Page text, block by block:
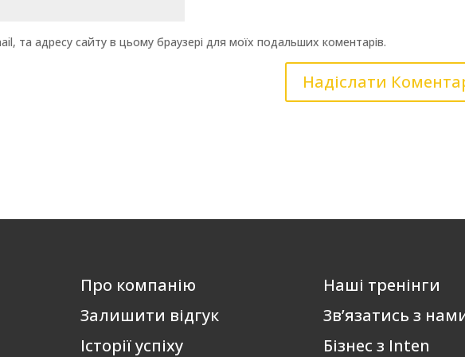
та адресу сайту в цьому браузері для моїх подальших коментарів.
Про компанію
Залишити відгук
Історії успіху
Наші тренінги
Зв’язатись з
Бізнес з Inten